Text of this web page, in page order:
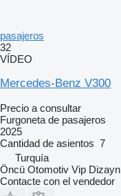
pasajeros
32
VÍDEO
Mercedes-Benz V300
Precio a consultar
Furgoneta de pasajeros
2025
Cantidad de asientos 7
Turquía
Öncü Otomotiv Vip Dizayn
Contacte con el vendedor